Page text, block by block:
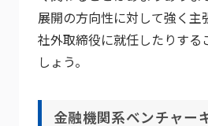
展開の方向性に対して強く主
社外取締役に就任したりする
しょう。
金融機関系ベンチャー